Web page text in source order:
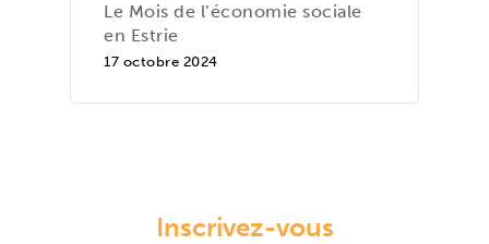
Le Mois de l’économie sociale
en Estrie
17 octobre 2024
Inscrivez-vous